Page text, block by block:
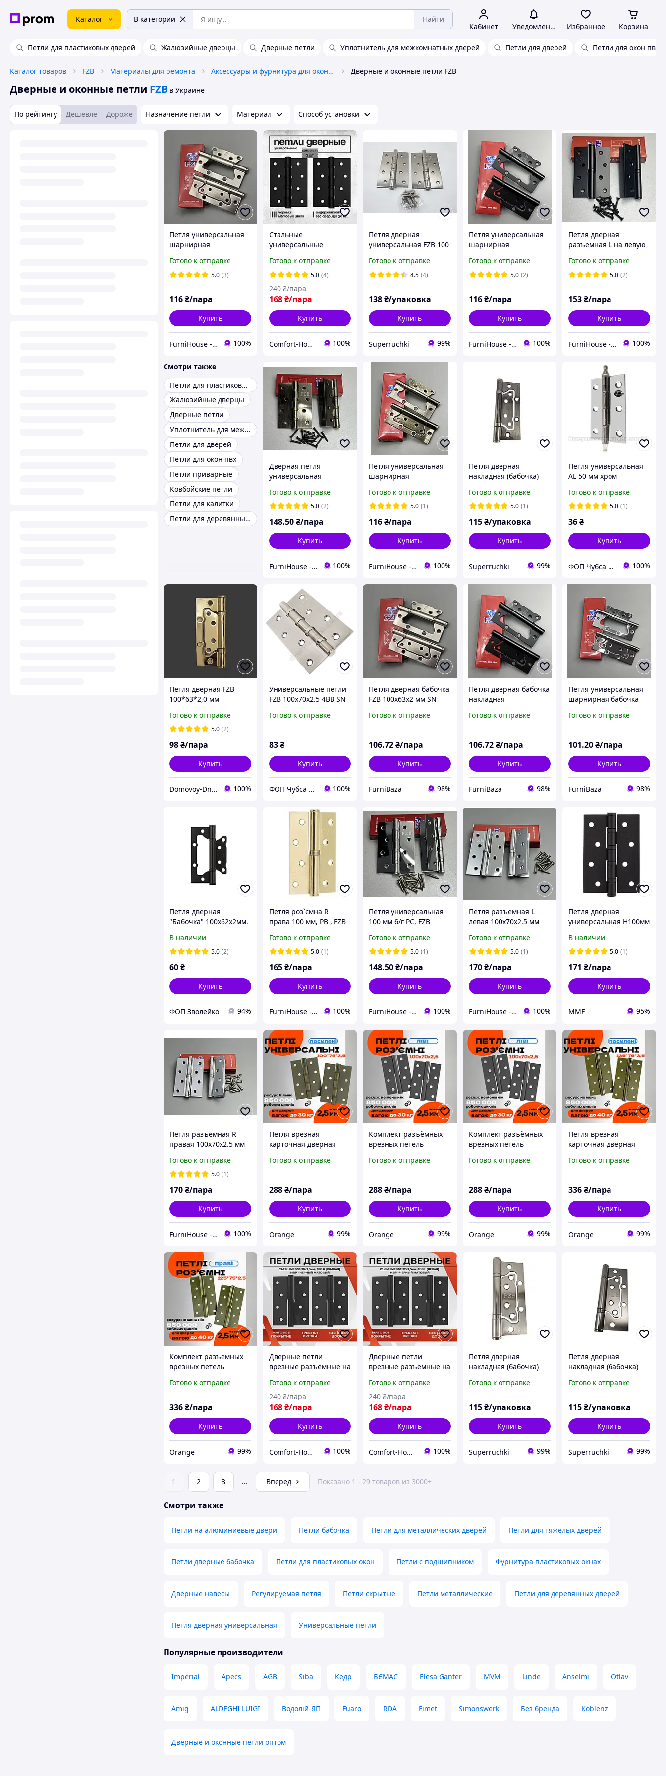
Каталог В категории Найти
Кабинет Уведомления Избранное Корзина
Петли для пластиковых дверей Жалюзийные дверцы Дверные петли Уплотнитель для межкомнатных дверей Петли для дверей Петли для окон пвх
Каталог товаров FZB Материалы для ремонта Аксессуары и фурнитура для окон и дверей Дверные и оконные петли FZB
Дверные и оконные петли FZB в Украине
По рейтингу Дешевле Дороже Назначение петли Материал Способ установки
Петля универсальная
шарнирная
"бабочка"
100×63×2,0мм SN сатин
входных и
межкомнатных дверей
Готово к отправке
5.0 (3)
116₴/пара
Купить
FurniHouse - Товары для дома и сада 100%
Стальные
универсальные
подшипниках в чёрном
цвете для
межкомнатных дверей
FZB 100*70*2.5*4BB
Готово к отправке
5.0 (4)
168₴/пара
240 ₴/пара
Купить
Comfort-Home 100%
Петля дверная
универсальная FZB 100
Готово к отправке
4.5 (4)
138₴/упаковка
Купить
Superruchki 99%
Петля универсальная
шарнирная
"бабочка"
100×63×2,0мм ORB
монтажа входных и
межкомнатных дверей
Готово к отправке
5.0 (2)
116 ₴/пара
Купить
FurniHouse - Товары для дома и сада 100%
Петля дверная
разъемная L на левую
кг, цвет черный ORB,
сталь FZB
Готово к отправке
5.0 (2)
153₴/пара
Купить
FurniHouse - Товары для дома и сада 100%
Смотри также
Петли для пластиковых дверей
Жалюзийные дверцы
Дверные петли
Уплотнитель для межкомнатных дверей
Петли для дверей
Петли для окон пвх
Петли приварные
Ковбойские петли
Петли для калитки
Петли для деревянных окон
Дверная петля
универсальная
накладная 100 мм до 40
кг, цвет бронза AB,
Готово к отправке
5.0 (2)
148.50₴/пара
Купить
FurniHouse - Товары для дома и сада 100%
Петля универсальная
шарнирная
"бабочка"
100×63×2,0мм AB
монтажа входных и
межкомнатных дверей
Готово к отправке
5.0 (1)
116₴/пара
Купить
FurniHouse - Товары для дома и сада 100%
Петля дверная
накладная (бабочка)
(старая бронза)
Готово к отправке
5.0 (1)
115 ₴/упаковка
Купить
Superruchki 99%
Петля универсальная
AL 50 мм хром
Готово к отправке
5.0 (1)
36₴
Купить
ФОП Чубса В.В. 100%
Петля дверная FZB
100*63*2,0 мм
(пара)
Готово к отправке
5.0 (2)
98₴/пара
Купить
Domovoy-Dnepr 100%
Универсальные петли
FZB 100x70x2.5 4BB SN
Готово к отправке
83₴
Купить
ФОП Чубса В.В. 100%
Петля дверная бабочка
FZB 100х63х2 мм SN
врезки для
Готово к отправке
106.72₴/пара
Купить
FurniBaza 98%
Петля дверная бабочка
накладная
100х63х2.0 мм FZB ORB
входных дверей
Готово к отправке
106.72 ₴/пара
Купить
FurniBaza 98%
Петля универсальная
шарнирная бабочка
хром для монтажа
Готово к отправке
101.20₴/пара
Купить
FurniBaza 98%
Петля дверная
"Бабочка" 100х62х2мм.
В наличии
5.0 (2)
60₴
Купить
ФОП Зволейко 94%
Петля роз`ємна R
права 100 мм, РВ , FZB
Готово к отправке
5.0 (1)
165₴/пара
Купить
FurniHouse - Товары для дома и сада 100%
Петля универсальная
100 мм б/г PC, FZB
Готово к отправке
5.0 (1)
148.50₴/пара
Купить
FurniHouse - Товары для дома и сада 100%
Петля разъемная L
левая 100х70х2.5 мм
дверные петли
накладные с
межкомнатных дверей
Готово к отправке
5.0 (1)
170 ₴/пара
Купить
FurniHouse - Товары для дома и сада 100%
Петля дверная
универсальная H100мм
В наличии
5.0 (1)
171 ₴/пара
Купить
MMF 95%
Петля разъемная R
правая 100х70х2.5 мм
дверные петли
накладные с
межкомнатных дверей
фсб
Готово к отправке
5.0 (1)
170₴/пара
Купить
FurniHouse - Товары для дома и сада 100%
Петля врезная
карточная дверная
втулках FZB
Готово к отправке
288₴/пара
Купить
Orange 99%
Комплект разъёмных
врезных петель
деревянных дверей
Готово к отправке
288₴/пара
Купить
Orange 99%
Комплект разъёмных
врезных петель
деревянных дверей
Готово к отправке
288 ₴/пара
Купить
Orange 99%
Петля врезная
карточная дверная
втулках FZB
Готово к отправке
336₴/пара
Купить
Orange 99%
Комплект разъёмных
врезных петель
деревянных дверей
правая бронза
Готово к отправке
336₴/пара
Купить
Orange 99%
Дверные петли
врезные разъёмные на
цвете для
межкомнатных дверей
FZB 4*100*70 MB R
правые
Готово к отправке
168₴/пара
240 ₴/пара
Купить
Comfort-Home 100%
Дверные петли
врезные разъёмные на
цвете для
межкомнатных дверей
FZB 4*100*70 MB L
левые
Готово к отправке
168₴/пара
240 ₴/пара
Купить
Comfort-Home 100%
Петля дверная
накладная (бабочка)
(матовый никель)
Готово к отправке
115 ₴/упаковка
Купить
Superruchki 99%
Петля дверная
накладная (бабочка)
(графит)
Готово к отправке
115₴/упаковка
Купить
Superruchki 99%
1 2 3 ... Вперед Показано 1 - 29 товаров из 3000+
Смотри также
Петли на алюминиевые двери Петли бабочка Петли для металлических дверей Петли для тяжелых дверей
Петли дверные бабочка Петли для пластиковых окон Петли с подшипником Фурнитура пластиковых окнах
Дверные навесы Регулируемая петля Петли скрытые Петли металлические Петли для деревянных дверей
Петля дверная универсальная Универсальные петли
Популярные производители
Imperial Apecs AGB Siba Кедр БЄМАС Elesa Ganter MVM Linde Anselmi Otlav
Amig ALDEGHI LUIGI Водолій-ЯП Fuaro RDA Fimet Simonswerk Без бренда Koblenz
Дверные и оконные петли оптом